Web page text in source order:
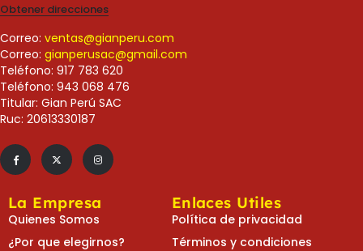
Obtener direcciones
Correo: ventas@gianperu.com
Correo: gianperusac@gmail.com
Teléfono: 917 783 620
Teléfono: 943 068 476
Titular: Gian Perú SAC
Ruc: 20613330187
La Empresa
Quienes Somos
¿Por que elegirnos?
Enlaces Utiles
Política de privacidad
Términos y condiciones